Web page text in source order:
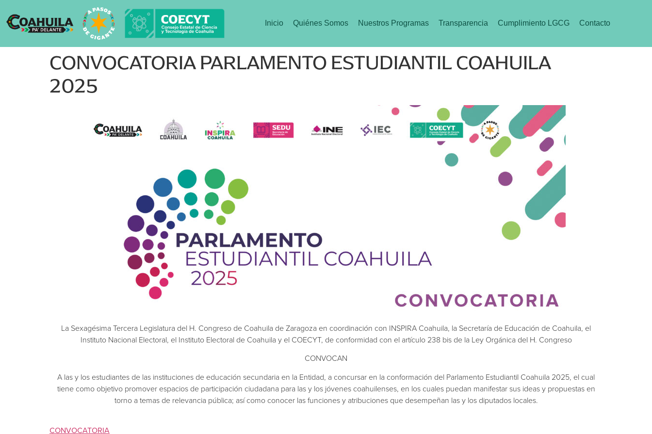
Inicio Quiénes Somos Nuestros Programas Transparencia Cumplimiento LGCG Contacto
CONVOCATORIA PARLAMENTO ESTUDIANTIL COAHUILA
2025
La Sexagésima Tercera Legislatura del H. Congreso de Coahuila de Zaragoza en coordinación con INSPIRA Coahuila, la Secretaría de Educación de Coahuila, el
Instituto Nacional Electoral, el Instituto Electoral de Coahuila y el COECYT, de conformidad con el artículo 238 bis de la Ley Orgánica del H. Congreso
CONVOCAN
A las y los estudiantes de las instituciones de educación secundaria en la Entidad, a concursar en la conformación del Parlamento Estudiantil Coahuila 2025, el cual
tiene como objetivo promover espacios de participación ciudadana para las y los jóvenes coahuilenses, en los cuales puedan manifestar sus ideas y propuestas en
torno a temas de relevancia pública; así como conocer las funciones y atribuciones que desempeñan las y los diputados locales.
CONVOCATORIA